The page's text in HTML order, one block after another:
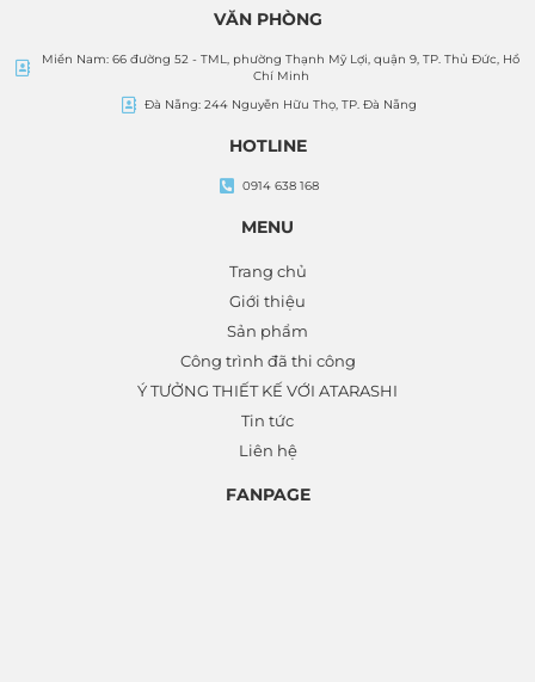
VĂN PHÒNG
Miền Nam: 66 đường 52 - TML, phường Thạnh Mỹ Lợi, quận 9, TP. Thủ Đức, Hồ
Chí Minh
Đà Nẵng: 244 Nguyễn Hữu Thọ, TP. Đà Nẵng
HOTLINE
0914 638 168
MENU
Trang chủ
Giới thiệu
Sản phẩm
Công trình đã thi công
Ý TƯỞNG THIẾT KẾ VỚI ATARASHI
Tin tức
Liên hệ
FANPAGE